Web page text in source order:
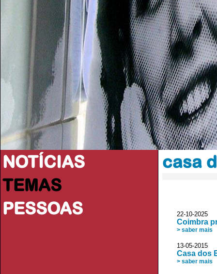
NOTÍCIAS
TEMAS
PESSOAS
casa
22-10-2025
Coimbra
> saber mais
13-05-2015
Casa dos
> saber mais